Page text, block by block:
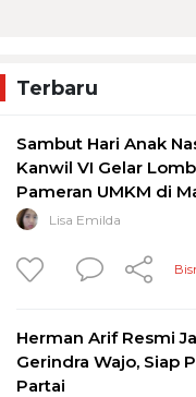
Terbaru
Sambut Hari Anak
Kanwil VI Gelar
Pameran UMKM di
Lisa Emilda
Herman Arif Resmi
Gerindra Wajo, Siap
Partai